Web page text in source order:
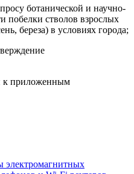
ботанической и научно-
побелки стволов взрослых
береза) в условиях города;
к приложенным
электромагнитных